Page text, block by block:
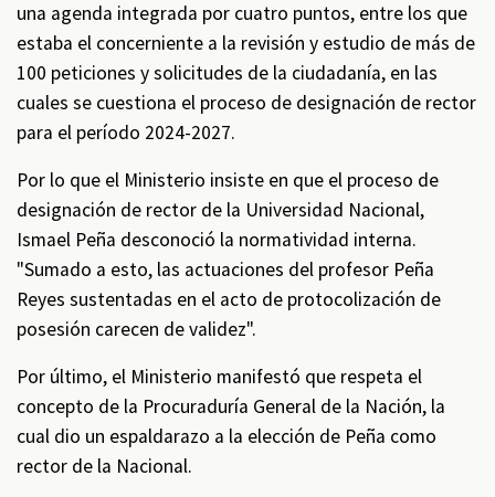
una agenda integrada por cuatro puntos, entre los que
estaba el concerniente a la revisión y estudio de más de
100 peticiones y solicitudes de la ciudadanía, en las
cuales se cuestiona el proceso de designación de rector
para el período 2024-2027.
Por lo que el Ministerio insiste en que el proceso de
designación de rector de la Universidad Nacional,
Ismael Peña desconoció la normatividad interna.
"Sumado a esto, las actuaciones del profesor Peña
Reyes sustentadas en el acto de protocolización de
posesión carecen de validez".
Por último, el Ministerio manifestó que respeta el
concepto de la Procuraduría General de la Nación, la
cual dio un espaldarazo a la elección de Peña como
rector de la Nacional.